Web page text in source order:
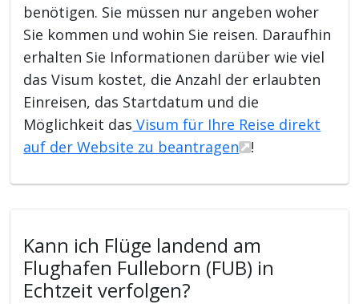
benötigen. Sie müssen nur angeben woher
Sie kommen und wohin Sie reisen. Daraufhin
erhalten Sie Informationen darüber wie viel
das Visum kostet, die Anzahl der erlaubten
Einreisen, das Startdatum und die
Möglichkeit das Visum für Ihre Reise direkt
auf der Website zu beantragen
!
Kann ich Flüge landend am
Flughafen Fulleborn (FUB) in
Echtzeit verfolgen?